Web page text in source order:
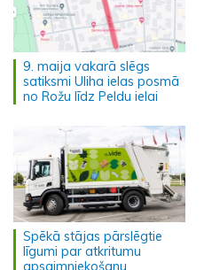
9. maija vakarā slēgs
satiksmi Uliha ielas posmā
no Rožu līdz Peldu ielai
Spēkā stājas pārslēgtie
līgumi par atkritumu
apsaimniekošanu